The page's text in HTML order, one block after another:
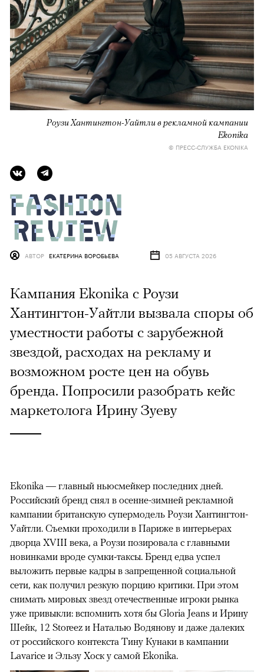
Роузи Хантингтон-Уайтли в рекламной кампании
Ekonika
© ПРЕСС-СЛУЖБА EKONIKA
АВТОР ЕКАТЕРИНА ВОРОБЬЕВА 05 АВГУСТА 2026
Кампания Ekonika с Роузи
Хантингтон-Уайтли вызвала споры об
уместности работы с зарубежной
звездой, расходах на рекламу и
возможном росте цен на обувь
бренда. Попросили разобрать кейс
маркетолога Ирину Зуеву
Ekonika — главный ньюсмейкер последних дней.
Российский бренд снял в осенне-зимней рекламной
кампании британскую супермодель Роузи Хантингтон-
Уайтли. Cъемки проходили в Париже в интерьерах
дворца XVIII века, а Роузи позировала с главными
новинками вроде сумки-таксы. Бренд едва успел
выложить первые кадры в запрещенной социальной
сети, как получил резкую порцию критики. При этом
снимать мировых звезд отечественные игроки рынка
уже привыкли: вспомнить хотя бы Gloria Jeans и Ирину
Шейк, 12 Storeez и Наталью Водянову и даже далеких
от российского контекста Тину Кунаки в кампании
Lavarice и Эльзу Хоск у самой Ekonika.